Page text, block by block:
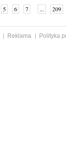
5 6 7 ... 209
Reklama
Polityka